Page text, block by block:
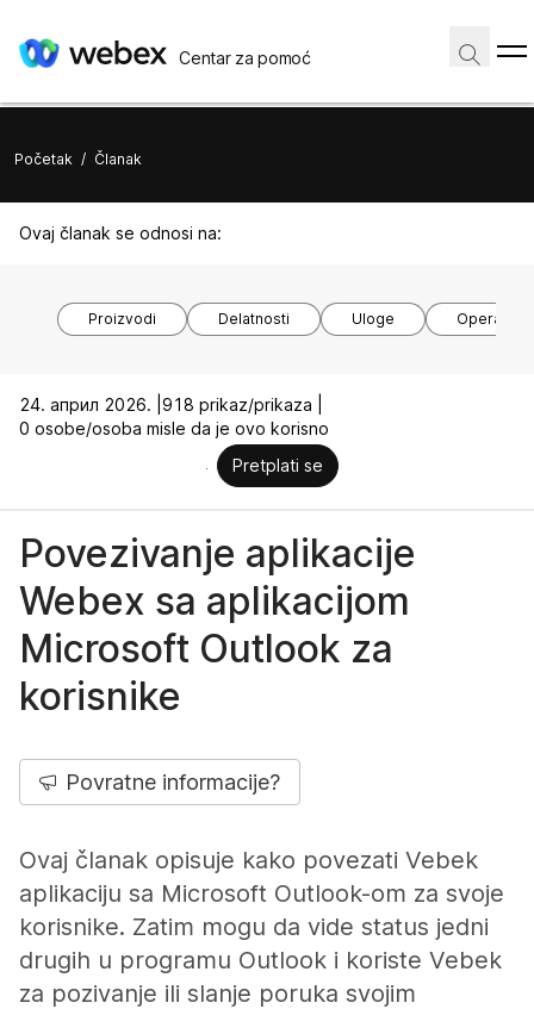
Centar za pomoć
Početak / Članak
Ovaj članak se odnosi na:
Proizvodi Delatnosti Uloge
24. април 2026. | 918 prikaz/prikaza |
0 osobe/osoba misle da je ovo korisno
Pretplati se
Povezivanje aplikacije
Webex sa aplikacijom
Microsoft Outlook za
korisnike
Povratne informacije?
Ovaj članak opisuje kako povezati Vebek
aplikaciju sa Microsoft Outlook-om za svoje
korisnike. Zatim mogu da vide status jedni
drugih u programu Outlook i koriste Vebek
za pozivanje ili slanje poruka svojim